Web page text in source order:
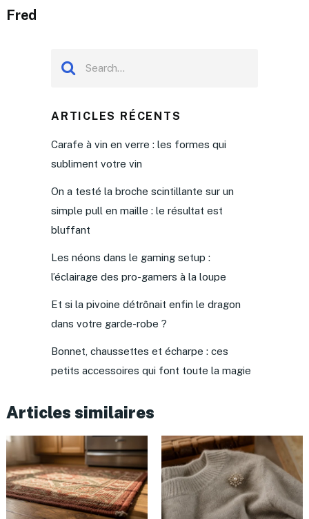
Fred
ARTICLES RÉCENTS
Carafe à vin en verre : les formes qui
subliment votre vin
On a testé la broche scintillante sur un
simple pull en maille : le résultat est
bluffant
Les néons dans le gaming setup :
l’éclairage des pro-gamers à la loupe
Et si la pivoine détrônait enfin le dragon
dans votre garde-robe ?
Bonnet, chaussettes et écharpe : ces
petits accessoires qui font toute la magie
Articles similaires